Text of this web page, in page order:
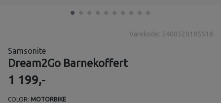
Varekode: 5400520185518
Samsonite
Dream2Go Barnekoffert
1 199,-
COLOR: MOTORBIKE